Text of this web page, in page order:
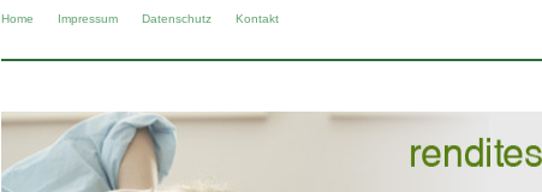
Home Impressum Datenschutz Kontakt